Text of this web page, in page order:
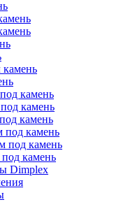
камень
камень
камень
камень
под камень
под камень
камень
Dimplex